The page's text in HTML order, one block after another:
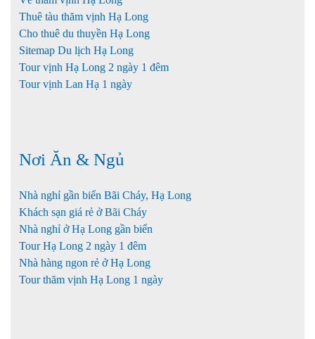
Thuê tàu thăm vịnh Hạ Long
Cho thuê du thuyền Hạ Long
Sitemap Du lịch Hạ Long
Tour vịnh Hạ Long 2 ngày 1 đêm
Tour vịnh Lan Hạ 1 ngày
Nơi Ăn & Ngủ
Nhà nghỉ gần biển Bãi Cháy, Hạ Long
Khách sạn giá rẻ ở Bãi Cháy
Nhà nghỉ ở Hạ Long gần biển
Tour Hạ Long 2 ngày 1 đêm
Nhà hàng ngon rẻ ở Hạ Long
Tour thăm vịnh Hạ Long 1 ngày